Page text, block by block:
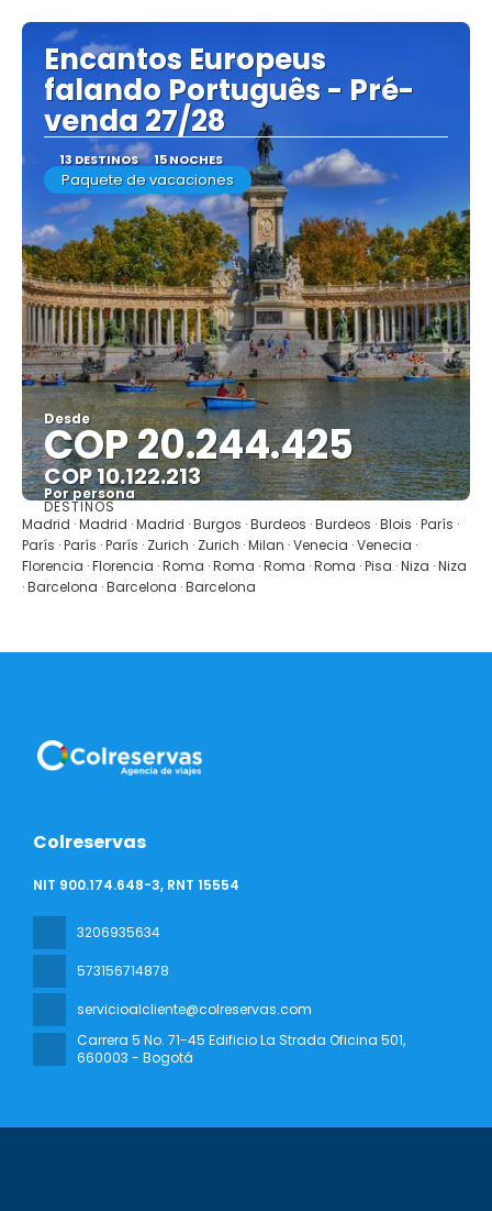
Encantos Europeus
falando Português - Pré-
venda 27/28
13 DESTINOS 15 NOCHES
Paquete de vacaciones
Desde
COP 20.244.425
COP 10.122.213
Por persona
Ver
DESTINOS
Madrid · Madrid · Madrid · Burgos · Burdeos · Burdeos · Blois · París ·
París · París · París · Zurich · Zurich · Milan · Venecia · Venecia ·
Florencia · Florencia · Roma · Roma · Roma · Roma · Pisa · Niza · Niza
· Barcelona · Barcelona · Barcelona
Colreservas
NIT 900.174.648-3, RNT 15554
3206935634
573156714878
servicioalcliente@colreservas.com
Carrera 5 No. 71-45 Edificio La Strada Oficina 501,
660003 - Bogotá